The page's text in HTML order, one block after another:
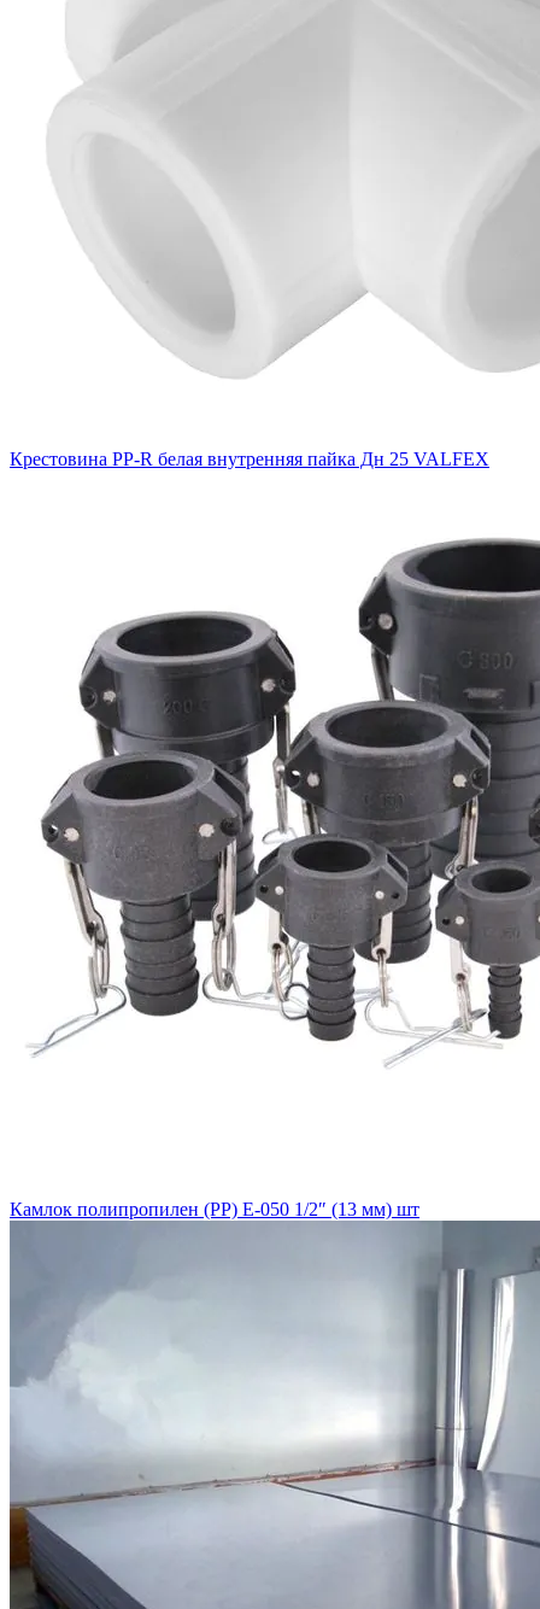
Крестовина PP-R белая внутренняя пайка Дн 25 VALFEX
Камлок полипропилен (РР) E-050 1/2″ (13 мм) шт